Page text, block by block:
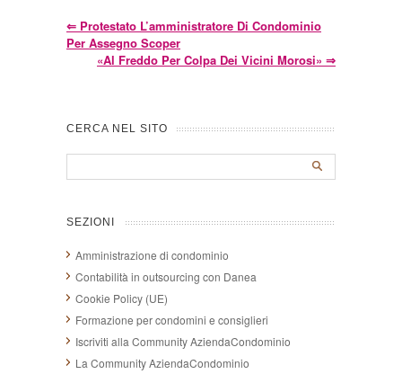
⇐ Protestato L’amministratore Di Condominio
Per Assegno Scoper
«Al Freddo Per Colpa Dei Vicini Morosi» ⇒
CERCA NEL SITO
SEZIONI
Amministrazione di condominio
Contabilità in outsourcing con Danea
Cookie Policy (UE)
Formazione per condomini e consiglieri
Iscriviti alla Community AziendaCondominio
La Community AziendaCondominio